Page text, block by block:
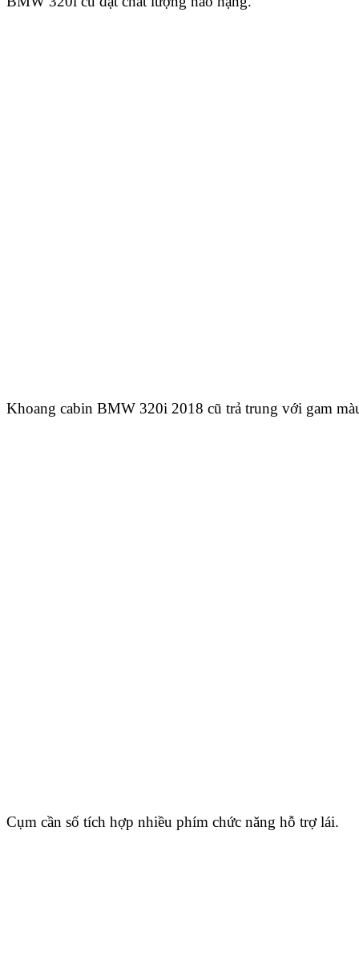
Khoang cabin BMW 320i 2018 cũ trả trung với gam
Cụm cần số tích hợp nhiều phím chức năng hỗ trợ lái.